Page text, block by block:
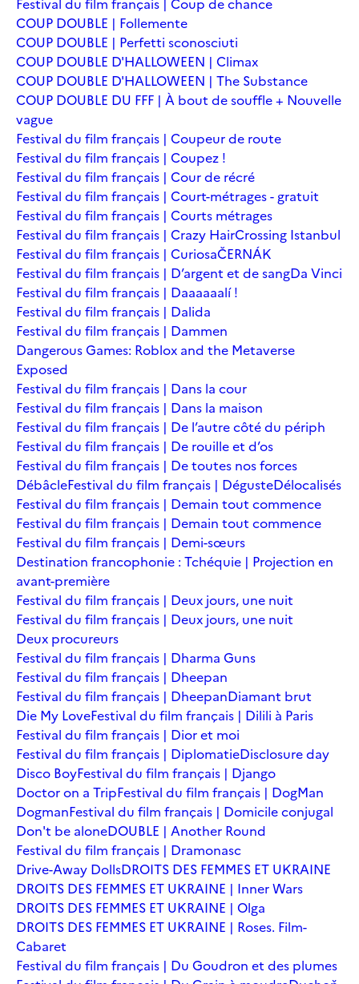
COUP DOUBLE | Follemente
COUP DOUBLE | Perfetti sconosciuti
COUP DOUBLE D'HALLOWEEN | Climax
COUP DOUBLE D'HALLOWEEN | The Substance
COUP DOUBLE DU FFF | À bout de souffle + Nouvelle
vague
Festival du film français | Coupeur de route
Festival du film français | Coupez !
Festival du film français | Cour de récré
Festival du film français | Court-métrages - gratuit
Festival du film français | Courts métrages
Festival du film français | Crazy HairCrossing Istanbul
Festival du film français | CuriosaČERNÁK
Festival du film français | D’argent et de sangDa Vinci
Festival du film français | Daaaaaalí !
Festival du film français | Dalida
Festival du film français | Dammen
Dangerous Games: Roblox and the Metaverse
Exposed
Festival du film français | Dans la cour
Festival du film français | Dans la maison
Festival du film français | De l’autre côté du périph
Festival du film français | De rouille et d’os
Festival du film français | De toutes nos forces
DébâcleFestival du film français | DégusteDélocalisés
Festival du film français | Demain tout commence
Festival du film français | Demain tout commence
Festival du film français | Demi-sœurs
Destination francophonie : Tchéquie | Projection en
avant-première
Festival du film français | Deux jours, une nuit
Festival du film français | Deux jours, une nuit
Deux procureurs
Festival du film français | Dharma Guns
Festival du film français | Dheepan
Festival du film français | DheepanDiamant brut
Die My LoveFestival du film français | Dilili à Paris
Festival du film français | Dior et moi
Festival du film français | DiplomatieDisclosure day
Disco BoyFestival du film français | Django
Doctor on a TripFestival du film français | DogMan
DogmanFestival du film français | Domicile conjugal
Don't be aloneDOUBLE | Another Round
Festival du film français | Dramonasc
Drive-Away DollsDROITS DES FEMMES ET UKRAINE
DROITS DES FEMMES ET UKRAINE | Inner Wars
DROITS DES FEMMES ET UKRAINE | Olga
DROITS DES FEMMES ET UKRAINE | Roses. Film-
Cabaret
Festival du film français | Du Goudron et des plumes